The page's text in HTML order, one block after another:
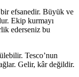
bir efsanedir. Büyük ve
Ekip kurmayı
ederseniz bu
Tesco’nun
Gelir, kâr değildir.